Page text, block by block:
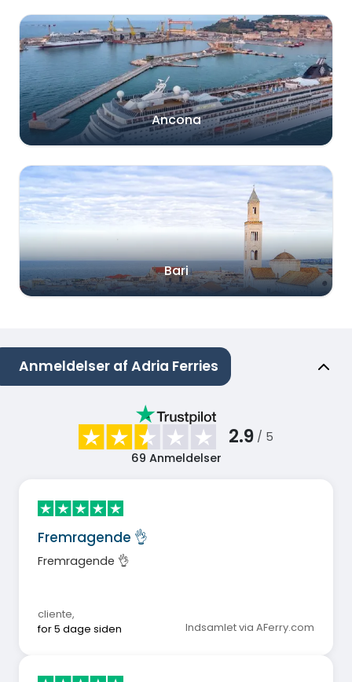
Ancona
Bari
Anmeldelser af Adria Ferries
2.9 / 5
69 Anmeldelser
Fremragende 👌
Fremragende 👌
cliente,
for 5 dage siden
Indsamlet via AFerry.com